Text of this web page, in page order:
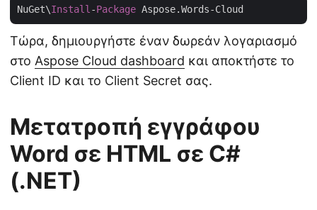
NuGet\Install -Package
Τώρα, δημιουργήστε έναν δωρεάν λογαριασμό
στο Aspose Cloud dashboard και αποκτήστε το
Client ID και το Client Secret σας.
Μετατροπή εγγράφου
Word σε HTML σε C#
(.NET)